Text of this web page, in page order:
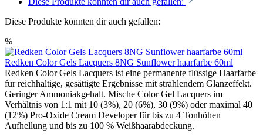
Diese Produkte könnten dir auch gefallen:
%
Redken Color Gels Lacquers 8NG Sunflower haarfarbe 60ml
Redken Color Gels Lacquers ist eine permanente flüssige Haarfarbe
für reichhaltige, gesättigte Ergebnisse mit strahlendem Glanzeffekt.
Geringer Ammoniakgehalt. Mische Color Gel Lacquers im
Verhältnis von 1:1 mit 10 (3%), 20 (6%), 30 (9%) oder maximal 40
(12%) Pro-Oxide Cream Developer für bis zu 4 Tonhöhen
Aufhellung und bis zu 100 % Weißhaarabdeckung.